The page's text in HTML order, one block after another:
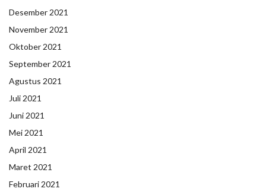
Desember 2021
November 2021
Oktober 2021
September 2021
Agustus 2021
Juli 2021
Juni 2021
Mei 2021
April 2021
Maret 2021
Februari 2021